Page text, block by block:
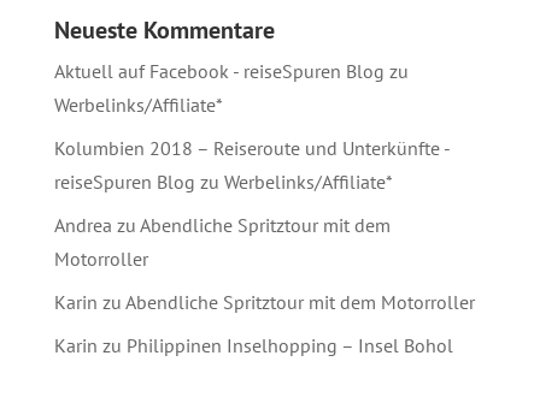
Neueste Kommentare
Aktuell auf Facebook - reiseSpuren Blog zu
Werbelinks/Affiliate*
Kolumbien 2018 – Reiseroute und Unterkünfte -
reiseSpuren Blog zu Werbelinks/Affiliate*
Andrea zu Abendliche Spritztour mit dem
Motorroller
Karin zu Abendliche Spritztour mit dem Motorroller
Karin zu Philippinen Inselhopping – Insel Bohol